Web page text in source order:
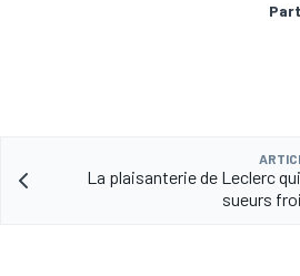
La plaisanterie de Leclerc
sueurs